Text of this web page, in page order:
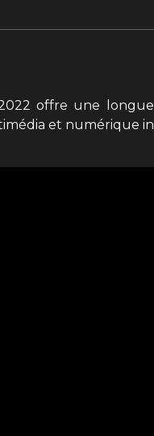
offre une
et numérique